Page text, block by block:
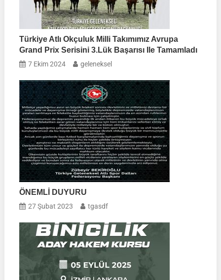
Türkiye Atlı Okçuluk Milli Takımımız Avrupa
Grand Prix Serisini 3.lük Başarısı Ile Tamamladı
7 Ekim 2024 geleneksel
ÖNEMLİ DUYURU
27 Şubat 2023 tgasdf